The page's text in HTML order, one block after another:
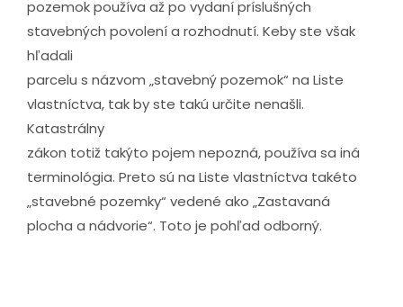
pozemok používa až po vydaní príslušných
stavebných povolení a rozhodnutí. Keby ste však
hľadali
parcelu s názvom „stavebný pozemok“ na Liste
vlastníctva, tak by ste takú určite nenašli.
Katastrálny
zákon totiž takýto pojem nepozná, používa sa iná
terminológia. Preto sú na Liste vlastníctva takéto
„stavebné pozemky“ vedené ako „Zastavaná
plocha a nádvorie“. Toto je pohľad odborný.